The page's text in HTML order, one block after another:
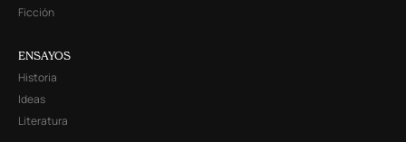
Ficción
ENSAYOS
Historia
Ideas
Literatura